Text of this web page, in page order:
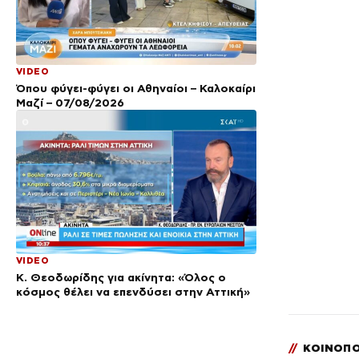
VIDEO
Όπου φύγει-φύγει οι Αθηναίοι – Καλοκαίρι
Μαζί – 07/08/2026
VIDEO
Κ. Θεοδωρίδης για ακίνητα: «Όλος ο
κόσμος θέλει να επενδύσει στην Αττική»
//